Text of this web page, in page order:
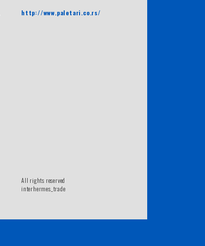
http://www.paletari.co.rs/
All rights reserved
interhermes_trade